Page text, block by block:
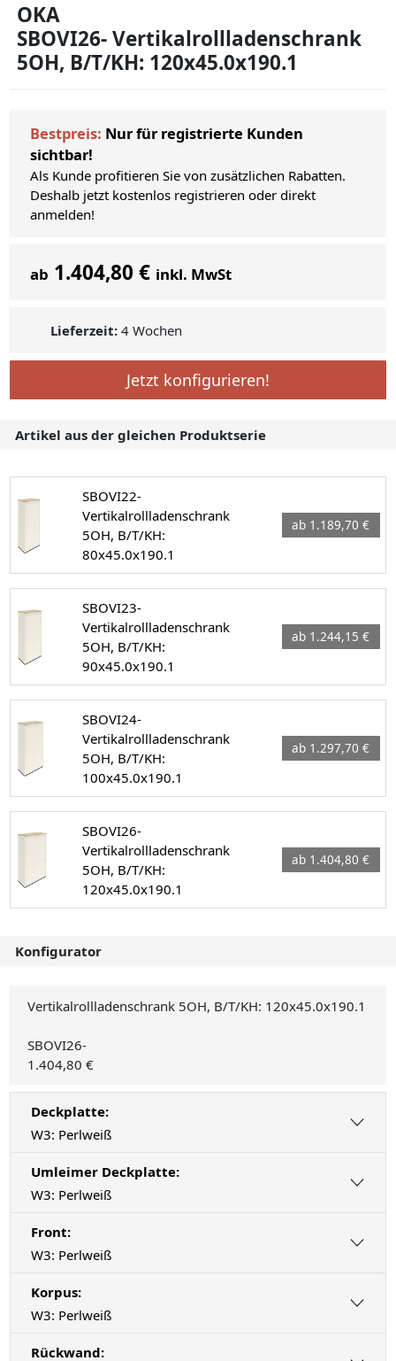
OKA
SBOVI26- Vertikalrollladenschrank
5OH, B/T/KH: 120x45.0x190.1
Bestpreis: Nur für registrierte Kunden
sichtbar!
Als Kunde profitieren Sie von zusätzlichen Rabatten.
Deshalb jetzt kostenlos registrieren oder direkt
anmelden!
ab 1.404,80 € inkl. MwSt
Lieferzeit: 4 Wochen
Jetzt konfigurieren!
Artikel aus der gleichen Produktserie
SBOVI22-
Vertikalrollladenschrank
5OH, B/T/KH:
80x45.0x190.1
ab 1.189,70 €
SBOVI23-
Vertikalrollladenschrank
5OH, B/T/KH:
90x45.0x190.1
ab 1.244,15 €
SBOVI24-
Vertikalrollladenschrank
5OH, B/T/KH:
100x45.0x190.1
ab 1.297,70 €
SBOVI26-
Vertikalrollladenschrank
5OH, B/T/KH:
120x45.0x190.1
ab 1.404,80 €
Konfigurator
Vertikalrollladenschrank 5OH, B/T/KH: 120x45.0x190.1
SBOVI26-
1.404,80 €
Deckplatte:
W3: Perlweiß
Umleimer Deckplatte:
W3: Perlweiß
Front:
W3: Perlweiß
Korpus:
W3: Perlweiß
Rückwand: